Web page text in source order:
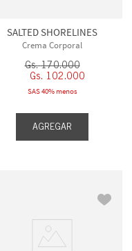
SALTED SHORELINES
Crema Corporal
Gs. 170.000
Gs. 102.000
SAS 40% menos
AGREGAR